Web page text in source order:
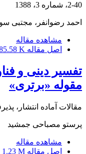
2-40، شماره 3، 1388
احمد رضوانفر، مجتبی
مشاهده مقاله
اصل مقاله K
تفسیر دینی و
مقوله «برتری»
مقالات آماده انتشار،
پرستو مصباحی جمشید
مشاهده مقاله
اصل مقاله 1.23 M